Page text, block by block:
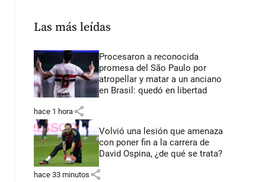
Las más leídas
Procesaron a reconocida
promesa del São Paulo por
atropellar y matar a un anciano
en Brasil: quedó en libertad
hace 1 hora share
Volvió una lesión que amenaza
con poner fin a la carrera de
David Ospina, ¿de qué se trata?
hace 33 minutos share